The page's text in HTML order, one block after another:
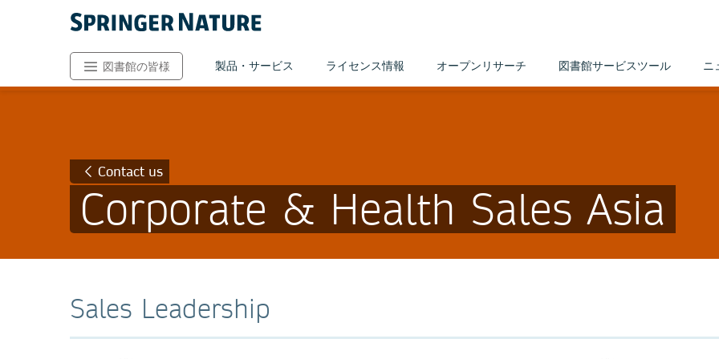
図書館の皆様 製品・サービス ライセンス情報 オープンリサーチ 図書館サービスツール ニ
Contact us
Corporate & Health Sales Asia
Sales Leadership